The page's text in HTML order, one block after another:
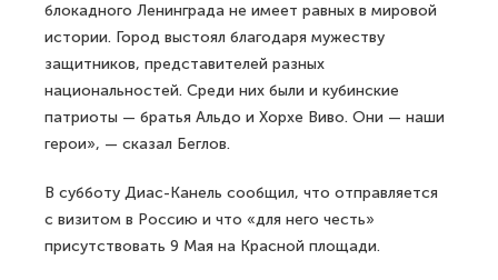
блокадного Ленинграда не имеет равных в мировой
истории. Город выстоял благодаря мужеству
защитников, представителей разных
национальностей. Среди них были и кубинские
патриоты — братья Альдо и Хорхе Виво. Они — наши
герои», — сказал Беглов.
В субботу Диас-Канель сообщил, что отправляется
с визитом в Россию и что «для него честь»
присутствовать 9 Мая на Красной площади.